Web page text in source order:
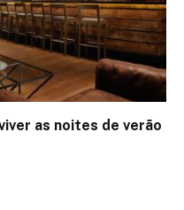
as noites de verão